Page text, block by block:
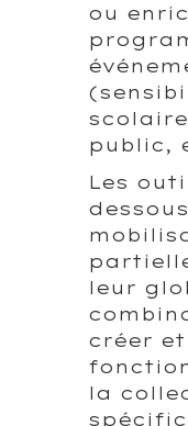
ou
public,
Les
leur
créer
la